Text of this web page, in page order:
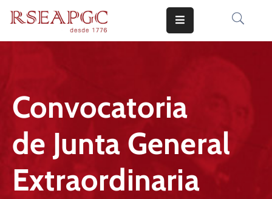
COMUNICADOS
CONOCERNOS
EDICIONES
CONTACTO
Convocatoria
de Junta General
Extraordinaria​